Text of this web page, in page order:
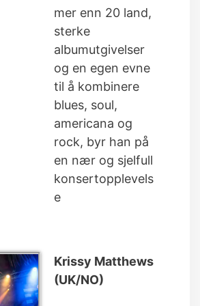
mer enn 20 land,
sterke
albumutgivelser
og en egen evne
til å kombinere
blues, soul,
americana og
rock, byr han på
en nær og sjelfull
konsertopplevels
e
Krissy Matthews
(UK/NO)